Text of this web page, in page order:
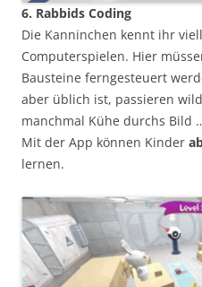
6. Rabbids Coding
Die Kanninchen kennt ihr
Computerspielen. Hier
Bausteine ferngesteuert
aber üblich ist, passieren
manchmal Kühe durchs Bild
Mit der App können Kinder
lernen.